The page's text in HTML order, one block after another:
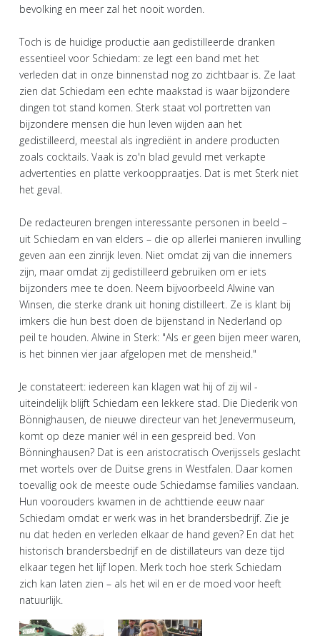
bevolking en meer zal het nooit worden.
Toch is de huidige productie aan gedistilleerde dranken
essentieel voor Schiedam: ze legt een band met het
verleden dat in onze binnenstad nog zo zichtbaar is. Ze laat
zien dat Schiedam een echte maakstad is waar bijzondere
dingen tot stand komen. Sterk staat vol portretten van
bijzondere mensen die hun leven wijden aan het
gedistilleerd, meestal als ingrediënt in andere producten
zoals cocktails. Vaak is zo'n blad gevuld met verkapte
advertenties en platte verkooppraatjes. Dat is met Sterk niet
het geval.
De redacteuren brengen interessante personen in beeld –
uit Schiedam en van elders – die op allerlei manieren invulling
geven aan een zinrijk leven. Niet omdat zij van die innemers
zijn, maar omdat zij gedistilleerd gebruiken om er iets
bijzonders mee te doen. Neem bijvoorbeeld Alwine van
Winsen, die sterke drank uit honing distilleert. Ze is klant bij
imkers die hun best doen de bijenstand in Nederland op
peil te houden. Alwine in Sterk: "Als er geen bijen meer waren,
is het binnen vier jaar afgelopen met de mensheid."
Je constateert: iedereen kan klagen wat hij of zij wil -
uiteindelijk blijft Schiedam een lekkere stad. Die Diederik von
Bönnighausen, de nieuwe directeur van het Jenevermuseum,
komt op deze manier wél in een gespreid bed. Von
Bönninghausen? Dat is een aristocratisch Overijssels geslacht
met wortels over de Duitse grens in Westfalen. Daar komen
toevallig ook de meeste oude Schiedamse families vandaan.
Hun voorouders kwamen in de achttiende eeuw naar
Schiedam omdat er werk was in het brandersbedrijf. Zie je
nu dat heden en verleden elkaar de hand geven? En dat het
historisch brandersbedrijf en de distillateurs van deze tijd
elkaar tegen het lijf lopen. Merk toch hoe sterk Schiedam
zich kan laten zien – als het wil en er de moed voor heeft
natuurlijk.